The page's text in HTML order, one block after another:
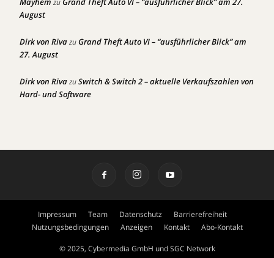
August
Dirk von RivazuGrand Theft Auto VI – “ausführlicher Blick” am
27. August
Dirk von RivazuSwitch & Switch 2 – aktuelle Verkaufszahlen von
Hard- und Software
Impressum Team Datenschutz
Barrierefreiheit
Nutzungsbedingungen
Anzeigen Kontakt Abo-Kontakt
© 2025, Cybermedia GmbH und SGC Network